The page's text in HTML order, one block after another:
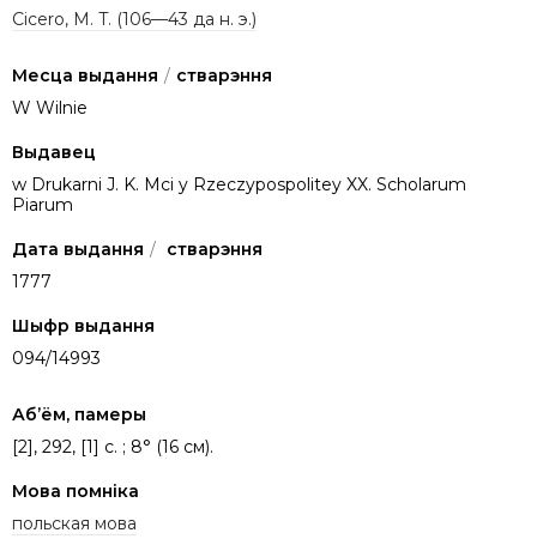
Cicero, M. T. (106—43 да н. э.)
Месца выдання / стварэння
W Wilnie
Выдавец
w Drukarni J. K. Mci y Rzeczypospolitey XX. Scholarum
Piarum
Дата выдання / стварэння
1777
Шыфр выдання
094/14993
Аб’ём, памеры
[2], 292, [1] c. ; 8° (16 см).
Мова помніка
польская мова